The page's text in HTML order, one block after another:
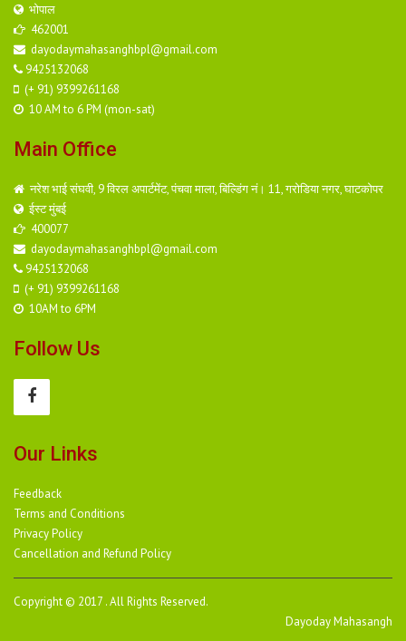
भोपाल
462001
dayodaymahasanghbpl@gmail.com
9425132068
(+ 91) 9399261168
10 AM to 6 PM (mon-sat)
Main Office
नरेश भाई संघवी, 9 विरल अपार्टमेंट, पंचवा माला, बिल्डिंग नं। 11, गरोडिया नगर, घाटकोपर
ईस्ट मुंबई
400077
dayodaymahasanghbpl@gmail.com
9425132068
(+ 91) 9399261168
10AM to 6PM
Follow Us
Our Links
Feedback
Terms and Conditions
Privacy Policy
Cancellation and Refund Policy
Copyright © 2017 . All Rights Reserved.
Dayoday Mahasangh